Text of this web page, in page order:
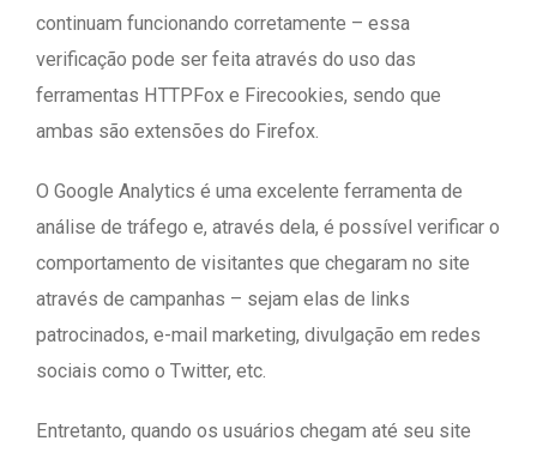
continuam funcionando corretamente – essa
verificação pode ser feita através do uso das
ferramentas HTTPFox e Firecookies, sendo que
ambas são extensões do Firefox.
O Google Analytics é uma excelente ferramenta de
análise de tráfego e, através dela, é possível verificar o
comportamento de visitantes que chegaram no site
através de campanhas – sejam elas de links
patrocinados, e-mail marketing, divulgação em redes
sociais como o Twitter, etc.
Entretanto, quando os usuários chegam até seu site